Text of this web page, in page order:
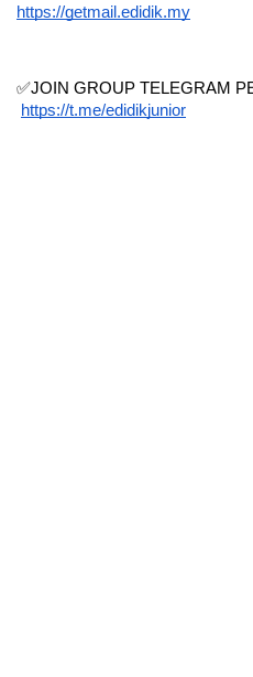
https://getmail.edidik.my
✅JOIN GROUP TELEGRAM
https://t.me/edidikjunior